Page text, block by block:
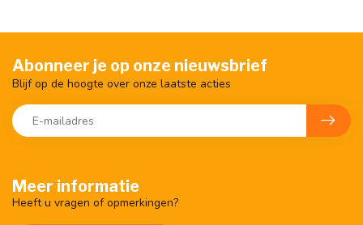
Meer informatie
Heeft u vragen of opmerkingen?
Abonneer je op onze nieuwsbrief
Blijf op de hoogte over onze laatste acties